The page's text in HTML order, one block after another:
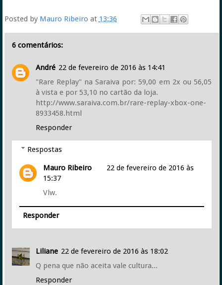
Posted by Mauro Ribeiro at 13:36
6 comentários:
André 22 de fevereiro de 2016 às 14:41
"Rare Replay" na Saraiva por: 59,00 em 2x ou 56,05
à vista e por 53,10 no cartão da loja.
http://www.saraiva.com.br/rare-replay-xbox-one-
8933458.html
Responder
Respostas
Mauro Ribeiro
22 de fevereiro de 2016 às
15:37
Vlw.
Responder
Liliane 22 de fevereiro de 2016 às 18:02
Q pena que não aceita vale cultura...
Responder